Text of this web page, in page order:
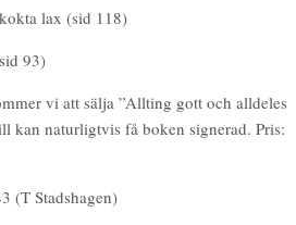
lax (sid 118)
93)
vi att sälja ”Allting gott och alldeles
kan naturligtvis få boken signerad. Pris:
(T Stadshagen)